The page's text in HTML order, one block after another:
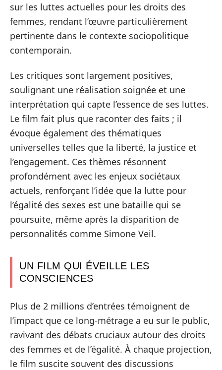
sur les luttes actuelles pour les droits des
femmes, rendant l’œuvre particulièrement
pertinente dans le contexte sociopolitique
contemporain.
Les critiques sont largement positives,
soulignant une réalisation soignée et une
interprétation qui capte l’essence de ses luttes.
Le film fait plus que raconter des faits ; il
évoque également des thématiques
universelles telles que la liberté, la justice et
l’engagement. Ces thèmes résonnent
profondément avec les enjeux sociétaux
actuels, renforçant l’idée que la lutte pour
l’égalité des sexes est une bataille qui se
poursuite, même après la disparition de
personnalités comme Simone Veil.
UN FILM QUI ÉVEILLE LES
CONSCIENCES
Plus de 2 millions d’entrées témoignent de
l’impact que ce long-métrage a eu sur le public,
ravivant des débats cruciaux autour des droits
des femmes et de l’égalité. À chaque projection,
le film suscite souvent des discussions